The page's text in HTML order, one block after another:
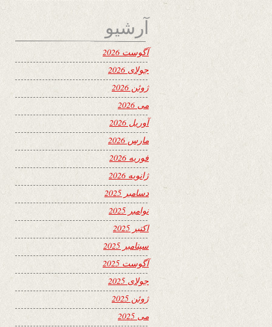
آرشیو
آگوست 2026
جولای 2026
ژوئن 2026
می 2026
آوریل 2026
مارس 2026
فوریه 2026
ژانویه 2026
دسامبر 2025
نوامبر 2025
اکتبر 2025
سپتامبر 2025
آگوست 2025
جولای 2025
ژوئن 2025
می 2025